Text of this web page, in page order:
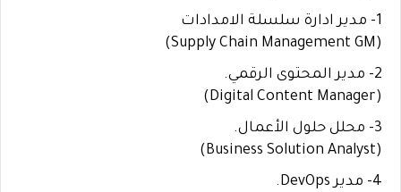
1- مدير ادارة سلسلة الامدادات
(Supply Chain Management GM)
2- مدير المحتوى الرقمي.
(Digital Content Manager)
3- محلل حلول الأعمال.
(Business Solution Analyst)
4- مدير DevOps.